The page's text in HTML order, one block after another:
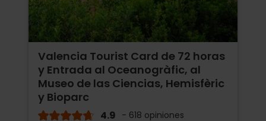
Valencia Tourist Card de 72 horas
y Entrada al Oceanogràfic, al
Museo de las Ciencias, Hemisfèric
y Bioparc
4.9 - 618 opiniones